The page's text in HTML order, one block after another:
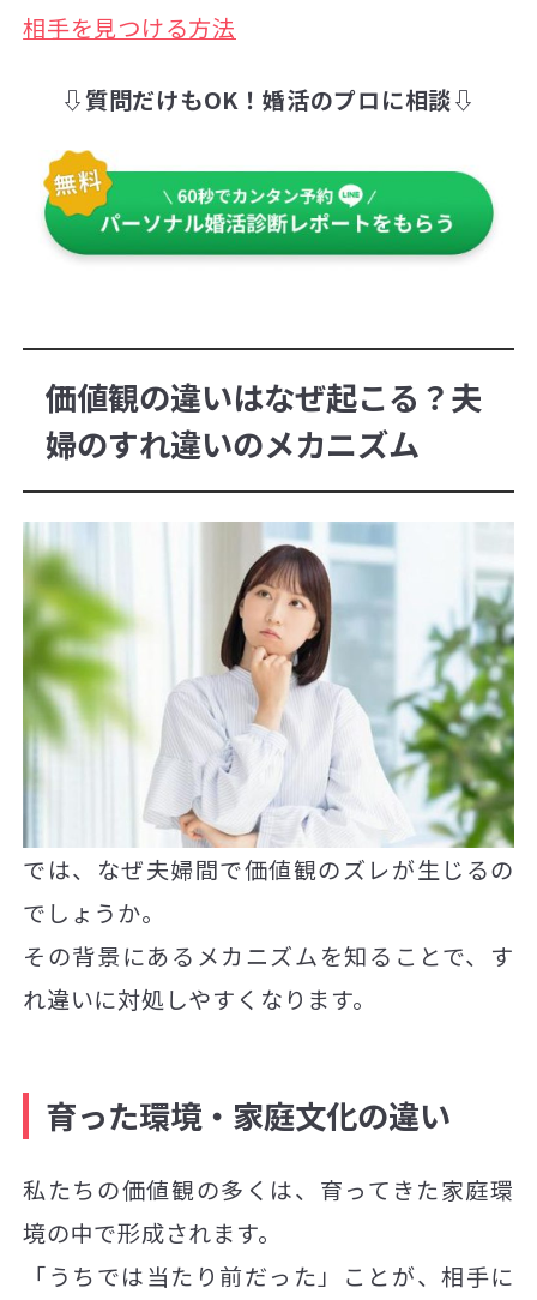
相手を見つける方法
⇩質問だけもOK！婚活のプロに相談⇩
価値観の違いはなぜ起こる？夫
婦のすれ違いのメカニズム
では、なぜ夫婦間で価値観のズレが生じるの
でしょうか。
その背景にあるメカニズムを知ることで、す
れ違いに対処しやすくなります。
育った環境・家庭文化の違い
私たちの価値観の多くは、育ってきた家庭環
境の中で形成されます。
「うちでは当たり前だった」ことが、相手に